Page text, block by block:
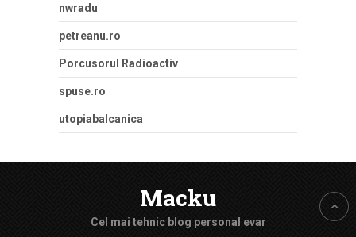
nwradu
petreanu.ro
Porcusorul Radioactiv
spuse.ro
utopiabalcanica
Macku
Cel mai tehnic blog personal evar